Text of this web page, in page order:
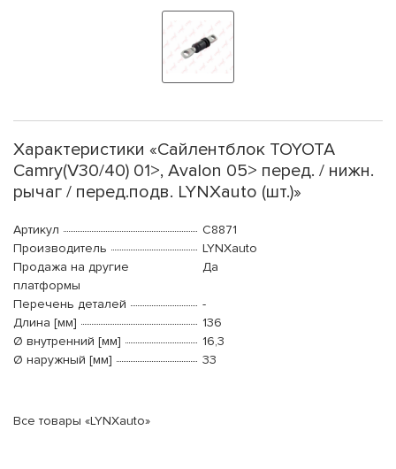
Характеристики «Сайлентблок TOYOTA
Camry(V30/40) 01>, Avalon 05> перед. / нижн.
рычаг / перед.подв. LYNXauto (шт.)»
Артикул
C8871
Производитель
LYNXauto
Продажа на другие
платформы
Да
Перечень деталей
-
Длина [мм]
136
Ø внутренний [мм]
16,3
Ø наружный [мм]
33
Все товары «LYNXauto»